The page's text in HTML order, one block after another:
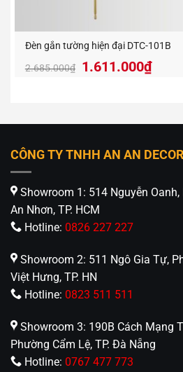
Đèn gắn tường hiện đại DTC-101B
2.685.000₫
Giá
1.611.000₫Giá
hiện
CÔNG TY TNHH AN AN DECOR
Showroom 1: 514 Nguyễn Oanh,
An Nhơn, TP. HCM
Hotline: 0826 227 227
Showroom 2: 511 Ngô Gia Tự,
Việt Hưng, TP. HN
Hotline: 0823 511 511
Showroom 3: 190B Cách Mạng
Phường Cẩm Lệ, TP. Đà Nẵng
Hotline: 0767 477 773